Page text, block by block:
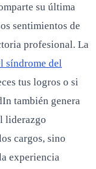
su última
sentimientos de
profesional. La
síndrome del
tus logros o si
también genera
liderazgo
cargos, sino
experiencia